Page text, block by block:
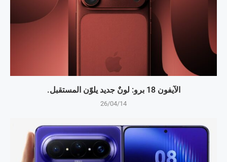
الآيفون 18 برو: لونٌ جديد يلوّن المستقبل.
26/04/14